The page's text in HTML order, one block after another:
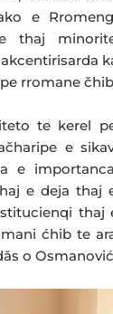
e
thaj
rromane
te kerel
e
e
e deja thaj
thaj
ćhib te
o